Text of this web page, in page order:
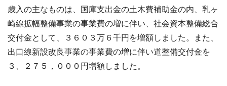
歳入の主なものは、国庫支出金の土木費補助金の内、乳ヶ
崎線拡幅整備事業の事業費の増に伴い、社会資本整備総合
交付金として、３６０３万６千円を増額しました。また、
出口線新設改良事業の事業費の増に伴い道整備交付金を
３、２７５，０００円増額しました。